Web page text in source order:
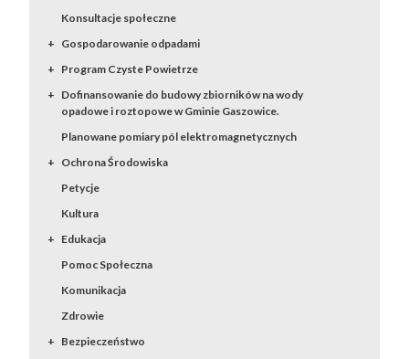
Konsultacje społeczne
Gospodarowanie odpadami
Program Czyste Powietrze
Dofinansowanie do budowy zbiorników na wody
opadowe i roztopowe w Gminie Gaszowice.
Planowane pomiary pól elektromagnetycznych
Ochrona Środowiska
Petycje
Kultura
Edukacja
Pomoc Społeczna
Komunikacja
Zdrowie
Bezpieczeństwo